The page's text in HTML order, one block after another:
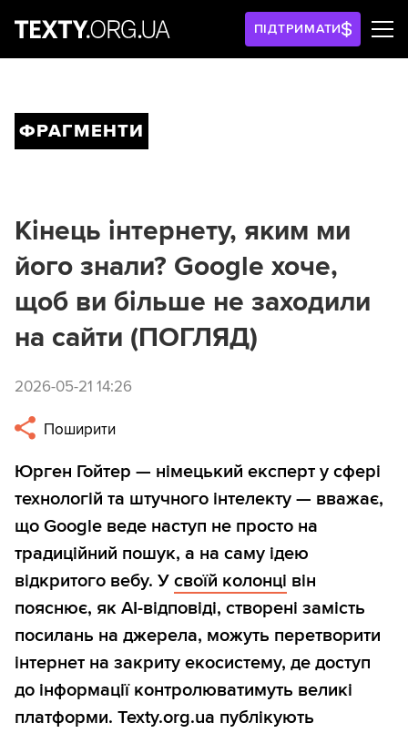
ПІДТРИМАТИ
ФРАГМЕНТИ
Кінець інтернету, яким ми
його знали? Google хоче,
щоб ви більше не заходили
на сайти (ПОГЛЯД)
2026-05-21 14:26
Поширити
Юрген Гойтер — німецький експерт у сфері
технологій та штучного інтелекту — вважає,
що Google веде наступ не просто на
традиційний пошук, а на саму ідею
відкритого вебу. У своїй колонці він
пояснює, як AI-відповіді, створені замість
посилань на джерела, можуть перетворити
інтернет на закриту екосистему, де доступ
до інформації контролюватимуть великі
платформи. Texty.org.ua публікують